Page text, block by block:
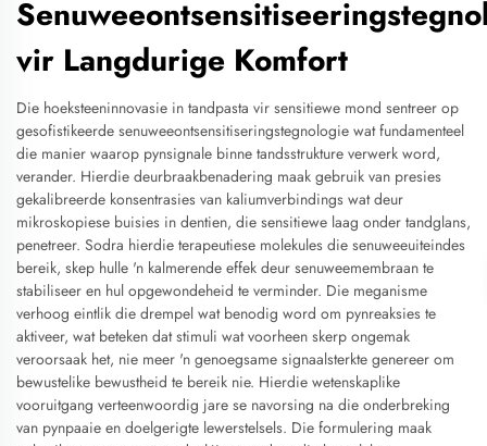
vir Langdurige Komfort
Die hoeksteeninnovasie in tandpasta vir sensitiewe mond sentreer op
gesofistikeerde senuweeontsensitiseringstegnologie wat fundamenteel
die manier waarop pynsignale binne tandsstrukture verwerk word,
verander. Hierdie deurbraakbenadering maak gebruik van presies
gekalibreerde konsentrasies van kaliumverbindings wat deur
mikroskopiese buisies in dentien, die sensitiewe laag onder tandglans,
penetreer. Sodra hierdie terapeutiese molekules die senuweeuiteindes
bereik, skep hulle 'n kalmerende effek deur senuweemembraan te
stabiliseer en hul opgewondeheid te verminder. Die meganisme
verhoog eintlik die drempel wat benodig word om pynreaksies te
aktiveer, wat beteken dat stimuli wat voorheen skerp ongemak
veroorsaak het, nie meer 'n genoegsame signaalsterkte genereer om
bewustelike bewustheid te bereik nie. Hierdie wetenskaplike
vooruitgang verteenwoordig jare se navorsing na die onderbreking
van pynpaaie en doelgerigte lewerstelsels. Die formulering maak